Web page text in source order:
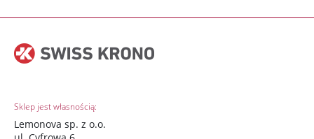
Sklep jest własnością:
Lemonova sp. z o.o.